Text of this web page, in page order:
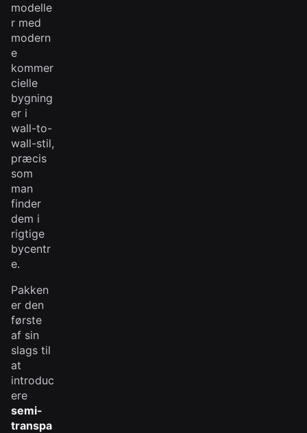
modelle
r med
modern
e
kommer
cielle
bygning
er i
wall-to-
wall-stil,
præcis
som
man
finder
dem i
rigtige
bycentr
e.
Pakken
er den
første
af sin
slags til
at
introduc
ere
semi-
transpa